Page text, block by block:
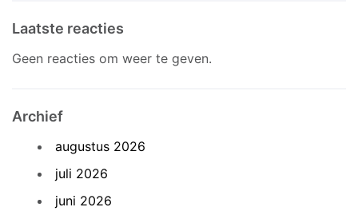
Laatste reacties
Geen reacties om weer te geven.
Archief
augustus 2026
juli 2026
juni 2026